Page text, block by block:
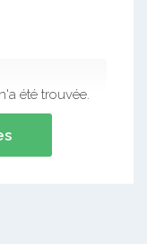
été trouvée.